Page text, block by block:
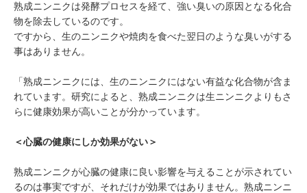
熟成ニンニクは発酵プロセスを経て、強い臭いの原因となる化合
物を除去しているのです。
ですから、生のニンニクや焼肉を食べた翌日のような臭いがする
事はありません。
「熟成ニンニクには、生のニンニクにはない有益な化合物が含ま
れています。研究によると、熟成ニンニクは生ニンニクよりもさ
らに健康効果が高いことが分かっています。
＜心臓の健康にしか効果がない＞
熟成ニンニクが心臓の健康に良い影響を与えることが示されてい
るのは事実ですが、それだけが効果ではありません。熟成ニンニ